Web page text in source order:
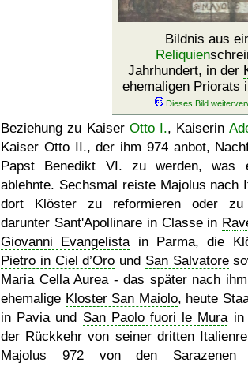
Bildnis aus
Reliquien
Jahrhundert, in der
ehemaligen Priorats
Beziehung zu Kaiser Otto I., Kaiserin
Kaiser Otto II., der ihm 974 anbot,
Papst Benedikt VI. zu werden, was
ablehnte. Sechsmal reiste Majolus nach
dort Klöster zu reformieren oder zu
darunter Sant'Apollinare in Classe in
Giovanni Evangelistain Parma, die
Pietro in Ciel d’Oro und San Salvatore
Maria Cella Aurea - das später nach
ehemalige Kloster San Maiolo, heute
in Pavia und San Paolo fuori le Murain
der Rückkehr von seiner dritten
Majolus 972 von den Sarazenen